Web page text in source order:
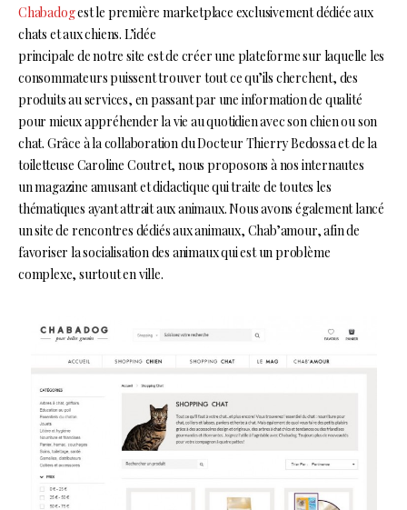
Chabadogest le première marketplace exclusivement dédiée aux
chats et aux chiens. L’idée
principale de notre site est de créer une plateforme sur laquelle les
consommateurs puissent trouver tout ce qu’ils cherchent, des
produits au services, en passant par une information de qualité
pour mieux appréhender la vie au quotidien avec son chien ou son
chat. Grâce à la collaboration du Docteur Thierry Bedossa et de la
toiletteuse Caroline Coutret, nous proposons à nos internautes
un magazine amusant et didactique qui traite de toutes les
thématiques ayant attrait aux animaux. Nous avons également lancé
un site de rencontres dédiés aux animaux, Chab’amour, afin de
favoriser la socialisation des animaux qui est un problème
complexe, surtout en ville.